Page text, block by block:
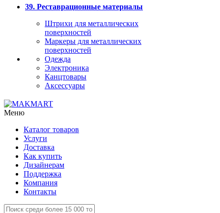
39. Реставрационные материалы
Штрихи для металлических
поверхностей
Маркеры для металлических
поверхностей
Одежда
Электроника
Канцтовары
Аксессуары
Меню
Каталог товаров
Услуги
Доставка
Как купить
Дизайнерам
Поддержка
Компания
Контакты